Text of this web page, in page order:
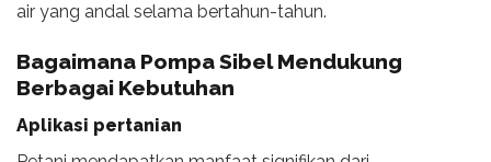
air yang andal selama bertahun-tahun.
Bagaimana Pompa Sibel Mendukung
Berbagai Kebutuhan
Aplikasi pertanian